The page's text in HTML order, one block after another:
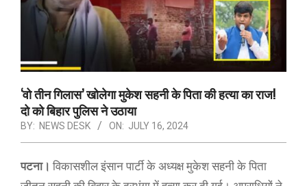
‘वो तीन गिलास’ खोलेगा मुकेश सहनी के पिता की हत्या का राज!
दो को बिहार पुलिस ने उठाया
BY: NEWS DESK ON: JULY 16, 2024
पटना। विकासशील इंसान पार्टी के अध्यक्ष मुकेश सहनी के पिता